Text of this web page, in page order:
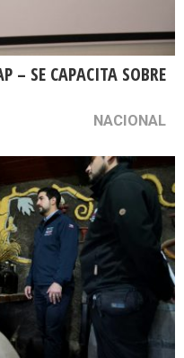
– SE CAPACITA SOBRE
NACIONAL